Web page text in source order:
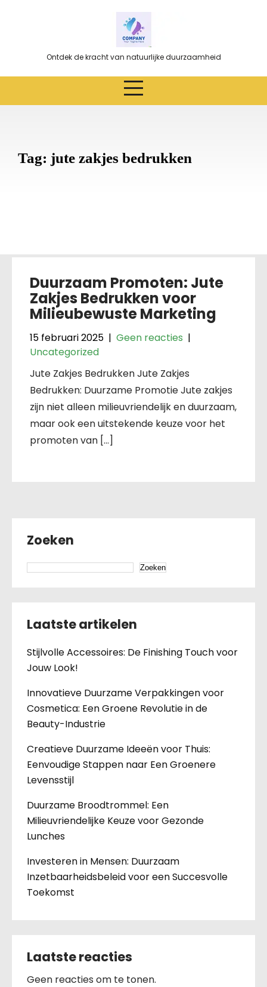
Ontdek de kracht van natuurlijke duurzaamheid
Tag: jute zakjes bedrukken
Duurzaam Promoten: Jute
Zakjes Bedrukken voor
Milieubewuste Marketing
15 februari 2025 | Geen reacties |
Uncategorized
Jute Zakjes Bedrukken Jute Zakjes
Bedrukken: Duurzame Promotie Jute zakjes
zijn niet alleen milieuvriendelijk en duurzaam,
maar ook een uitstekende keuze voor het
promoten van […]
Zoeken
Zoeken
Laatste artikelen
Stijlvolle Accessoires: De Finishing Touch voor
Jouw Look!
Innovatieve Duurzame Verpakkingen voor
Cosmetica: Een Groene Revolutie in de
Beauty-Industrie
Creatieve Duurzame Ideeën voor Thuis:
Eenvoudige Stappen naar Een Groenere
Levensstijl
Duurzame Broodtrommel: Een
Milieuvriendelijke Keuze voor Gezonde
Lunches
Investeren in Mensen: Duurzaam
Inzetbaarheidsbeleid voor een Succesvolle
Toekomst
Laatste reacties
Geen reacties om te tonen.